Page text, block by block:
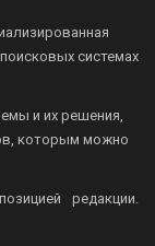
системах
и их решения,
которым можно
редакции.